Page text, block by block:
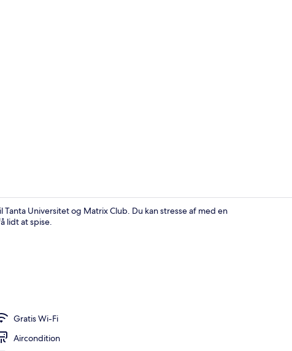
Universitet og Matrix Club. Du kan stresse af med en
lidt at spise.
Gratis Wi-Fi
Aircondition